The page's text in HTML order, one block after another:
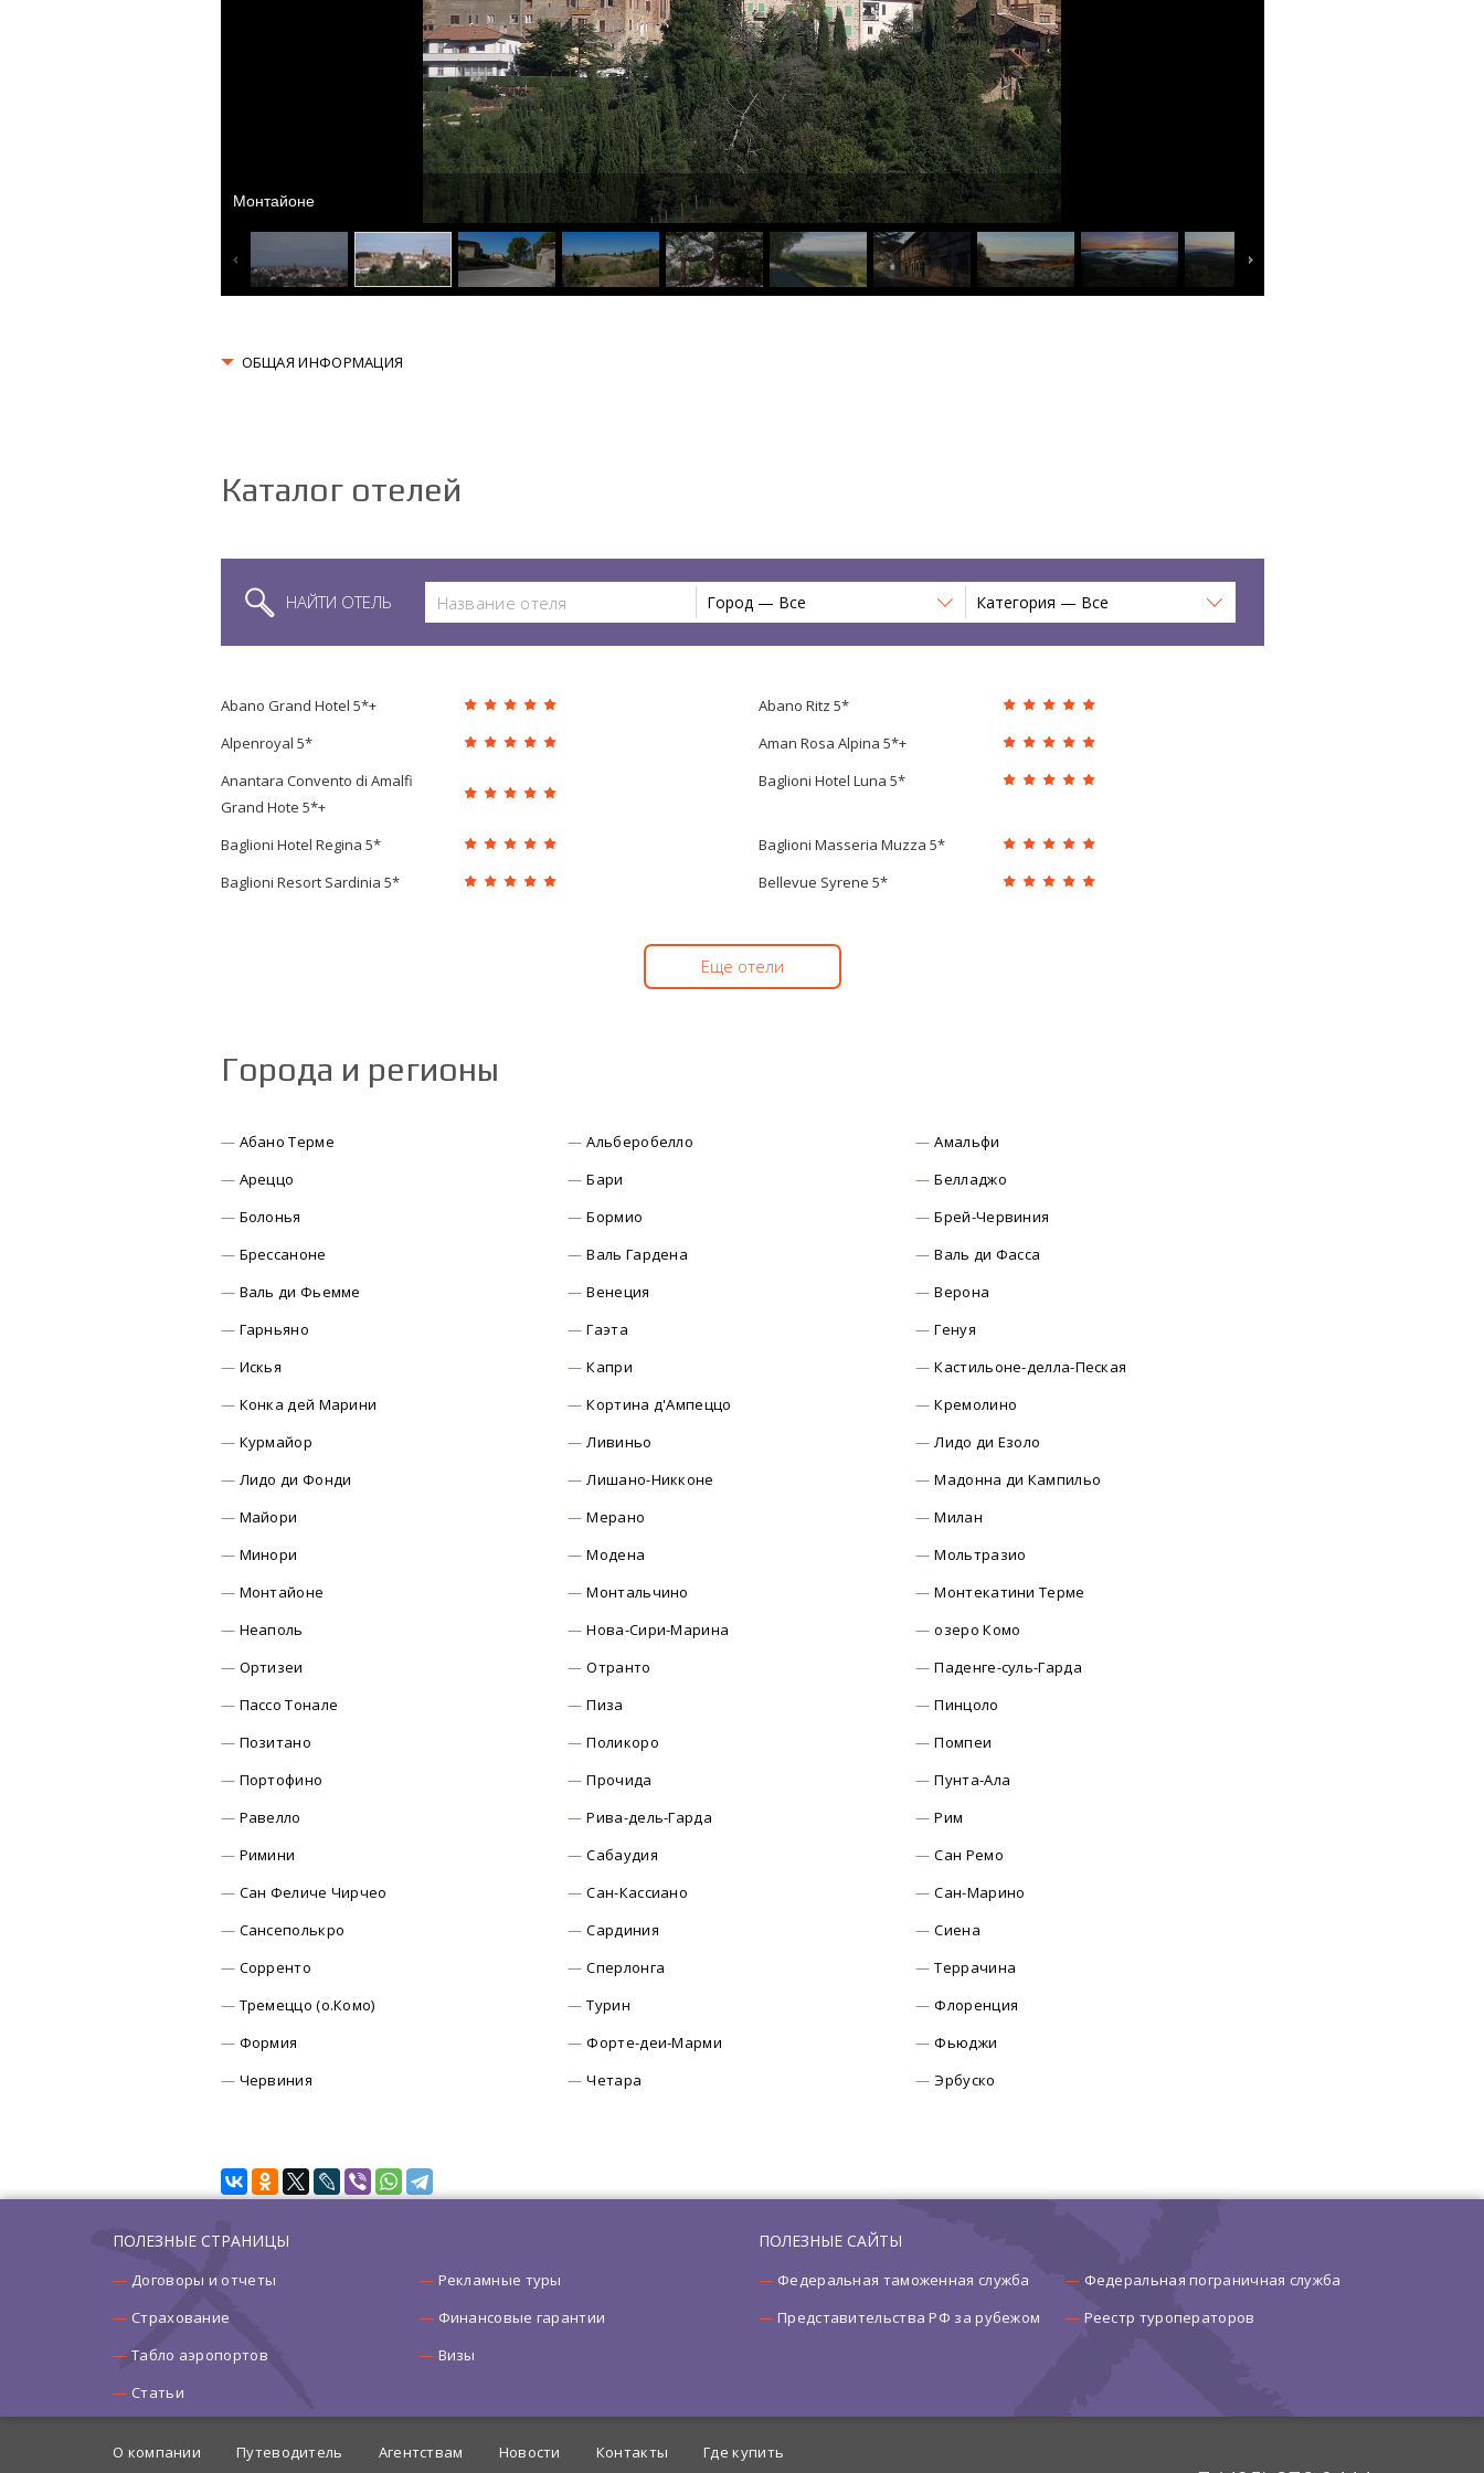
Монтайоне
ОБЩАЯ ИНФОРМАЦИЯ
Каталог отелей
НАЙТИ ОТЕЛЬ Город — Все Категория — Все
Abano Grand Hotel 5*+
Abano Ritz 5*
Alpenroyal 5*
Aman Rosa Alpina 5*+
Anantara Convento di Amalfi
Grand Hote 5*+
Baglioni Hotel Luna 5*
Baglioni Hotel Regina 5*
Baglioni Masseria Muzza 5*
Baglioni Resort Sardinia 5*
Bellevue Syrene 5*
Еще отели
Города и регионы
Абано Терме Альберобелло
Амальфи
Ареццо
Бари
Белладжо
Болонья
Бормио
Брей-Червиния
Брессаноне
Валь Гардена
Валь ди Фасса
Валь ди Фьемме
Венеция
Верона
Гарньяно
Гаэта
Генуя
Искья
Капри
Кастильоне-делла-Пеская
Конка дей Марини
Кортина д'Ампеццо
Кремолино
Курмайор
Ливиньо
Лидо ди Езоло
Лидо ди Фонди
Лишано-Никконе
Мадонна ди Кампильо
Майори
Мерано
Милан
Минори
Модена
Мольтразио
Монтайоне
Монтальчино
Монтекатини Терме
Неаполь
Нова-Сири-Марина
озеро Комо
Ортизеи
Отранто
Паденге-суль-Гарда
Пассо Тонале
Пиза
Пинцоло
Позитано
Поликоро
Помпеи
Портофино
Прочида
Пунта-Ала
Равелло
Рива-дель-Гарда
Рим
Римини
Сабаудия
Сан Ремо
Сан Феличе Чирчео
Сан-Кассиано
Сан-Марино
Сансеполькро
Сардиния
Сиена
Сорренто
Сперлонга
Террачина
Тремеццо (о.Комо)
Турин
Флоренция
Формия
Форте-деи-Марми
Фьюджи
Червиния
Четара Эрбуско
ПОЛЕЗНЫЕ СТРАНИЦЫ
Договоры и отчеты
Рекламные туры
Страхование
Финансовые гарантии
Табло аэропортов
Визы
Статьи
ПОЛЕЗНЫЕ САЙТЫ
Федеральная таможенная служба
Федеральная пограничная служба
Представительства РФ за рубежом
Реестр туроператоров
О компании Путеводитель Агентствам Новости Контакты Где купить